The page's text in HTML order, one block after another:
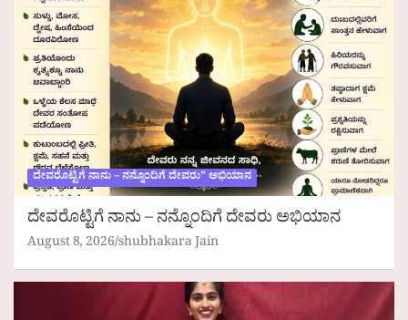
ದೇವರೊಟ್ಟಿಗೆ ನಾನು – ನನ್ನೊಂದಿಗೆ ದೇವರು” ಅಭಿಯಾನ
ದೇವರೊಟ್ಟಿಗೆ ನಾನು – ನನ್ನೊಂದಿಗೆ ದೇವರು ಅಭಿಯಾನ
August 8, 2026 shubhakara Jain